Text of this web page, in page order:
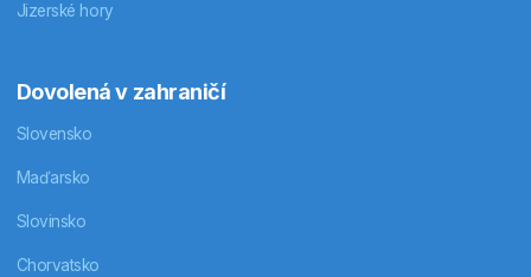
Jizerské hory
Dovolená v zahraničí
Slovensko
Maďarsko
Slovinsko
Chorvatsko